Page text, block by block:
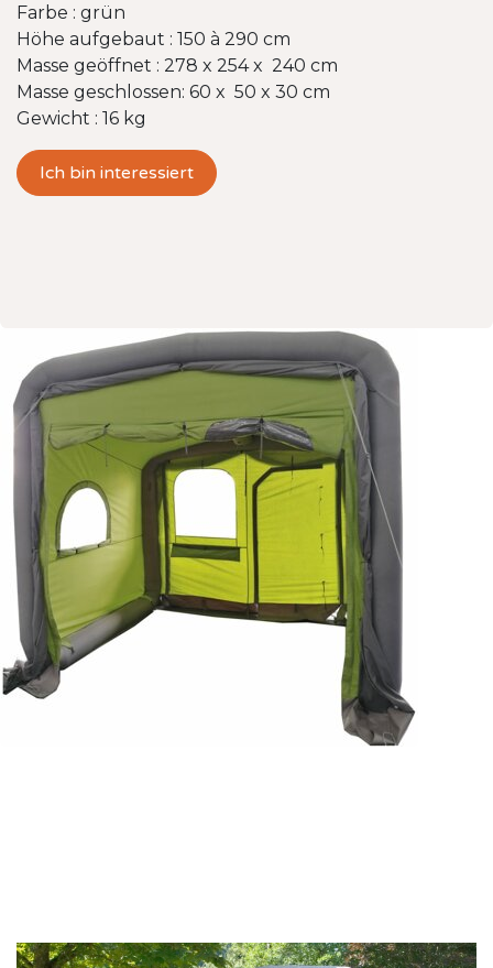
Farbe : grün
Höhe aufgebaut : 150 à 290 cm
Masse geöffnet : 278 x 254 x 240 cm
Masse geschlossen: 60 x 50 x 30 cm
Gewicht : 16 kg
Ich bin interessiert